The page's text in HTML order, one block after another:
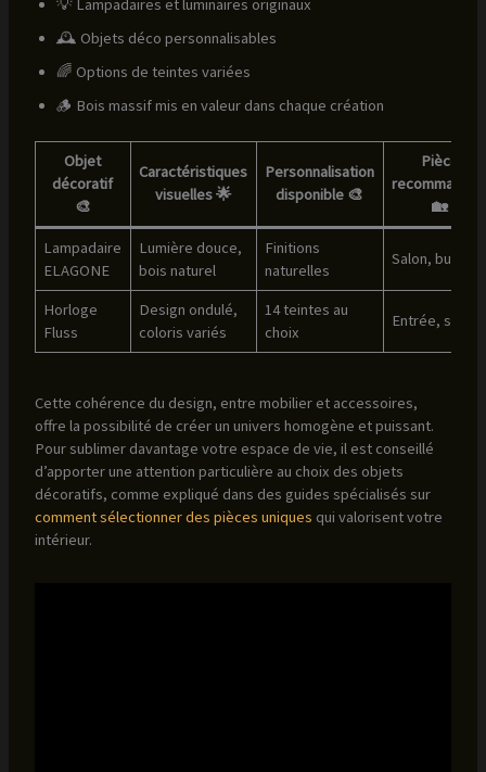
💡 Lampadaires et luminaires originaux
🕰️ Objets déco personnalisables
🌈 Options de teintes variées
🪵 Bois massif mis en valeur dans chaque création
Objet
décoratif
🎨
Caractéristiques
visuelles 🌟
Personnalisation
disponible 🎨
Pièce
🏡
Lampadaire
ELAGONE
Lumière douce,
bois naturel
Finitions
naturelles
Salon, bureau
Horloge
Fluss
Design ondulé,
coloris variés
14 teintes au
choix
Entrée, salon
Cette cohérence du design, entre mobilier et accessoires,
offre la possibilité de créer un univers homogène et puissant.
Pour sublimer davantage votre espace de vie, il est conseillé
d’apporter une attention particulière au choix des objets
décoratifs, comme expliqué dans des guides spécialisés sur
comment sélectionner des pièces uniques qui valorisent votre
intérieur.